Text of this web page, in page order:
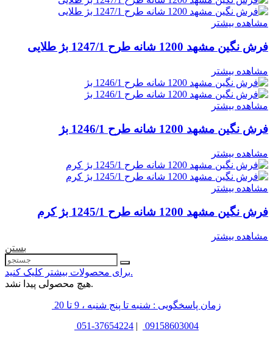
مشاهده بیشتر
فرش نگین مشهد 1200 شانه طرح 1247/1 بژ طلایی
مشاهده بیشتر
مشاهده بیشتر
فرش نگین مشهد 1200 شانه طرح 1246/1 بژ
مشاهده بیشتر
مشاهده بیشتر
فرش نگین مشهد 1200 شانه طرح 1245/1 بژ کرم
مشاهده بیشتر
بستن
برای محصولات بیشتر کلیک کنید.
هیچ محصولی پیدا نشد.
زمان پاسخگویی : شنبه تا پنج شنبه ، 9 تا 20
051-37654224 | 09158603004